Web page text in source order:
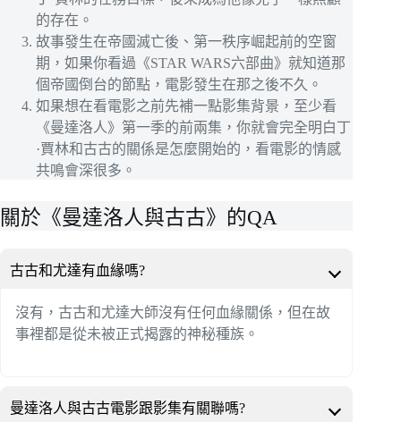
的存在。
故事發生在帝國滅亡後、第一秩序崛起前的空窗
期，如果你看過《STAR WARS六部曲》就知道那
個帝國倒台的節點，電影發生在那之後不久。
如果想在看電影之前先補一點影集背景，至少看
《曼達洛人》第一季的前兩集，你就會完全明白丁
·賈林和古古的關係是怎麼開始的，看電影的情感
共鳴會深很多。
關於《曼達洛人與古古》的QA
古古和尤達有血緣嗎?
沒有，古古和尤達大師沒有任何血緣關係，但在故
事裡都是從未被正式揭露的神秘種族。
曼達洛人與古古電影跟影集有關聯嗎?